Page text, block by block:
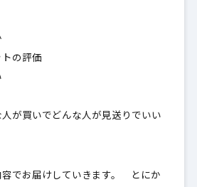
の評価
が買いでどんな人が見送りでいい
容でお届けしていきます。 とにか